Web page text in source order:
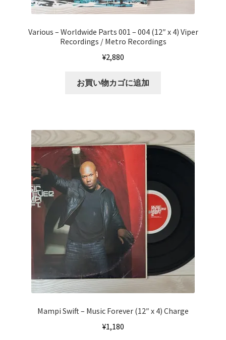
Various – Worldwide Parts 001 – 004 (12″ x 4) Viper
Recordings / Metro Recordings
¥2,880
お買い物カゴに追加
Mampi Swift – Music Forever (12″ x 4) Charge
¥1,180